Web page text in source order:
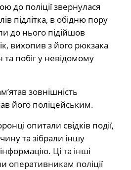
до поліції звернулася
підлітка, в обідню пору
до нього підійшов
вихопив з його рюкзака
побіг у невідомому
зовнішність
його поліцейським.
опитали свідків події,
та зібрали іншу
Ці та інші
оперативникам поліції